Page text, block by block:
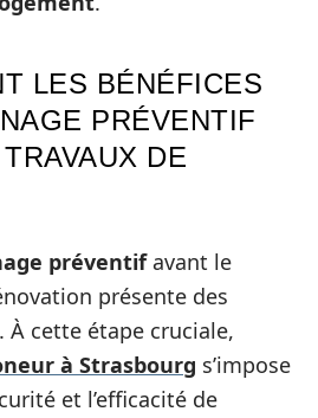
LES BÉNÉFICES
PRÉVENTIF
DE
préventifavant le
présente des
cette étape cruciale,
à Strasbourg s’impose
et l’efficacité de